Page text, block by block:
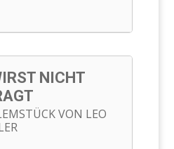
NICHT
VON LEO